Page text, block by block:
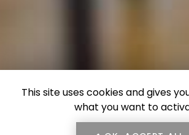
This site uses cookies and gives
what you want to